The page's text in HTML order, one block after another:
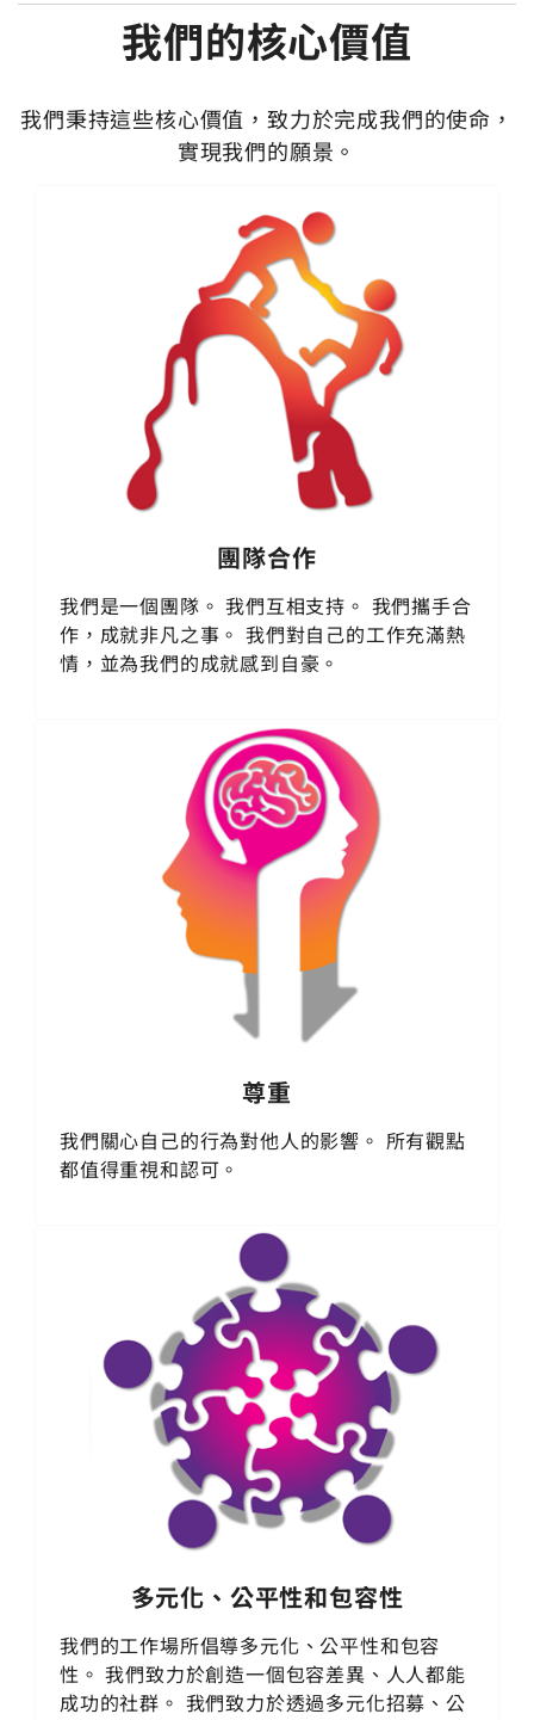
我們的核心價值
我們秉持這些核心價值，致力於完成我們的使命，
實現我們的願景。
團隊合作
我們是一個團隊。 我們互相支持。 我們攜手合
作，成就非凡之事。 我們對自己的工作充滿熱
情，並為我們的成就感到自豪。
尊重
我們關心自己的行為對他人的影響。 所有觀點
都值得重視和認可。
多元化、公平性和包容性
我們的工作場所倡導多元化、公平性和包容
性。 我們致力於創造一個包容差異、人人都能
成功的社群。 我們致力於透過多元化招募、公